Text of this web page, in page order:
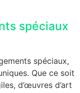
spéciaux
spéciaux,
Que ce soit
d’œuvres d’art